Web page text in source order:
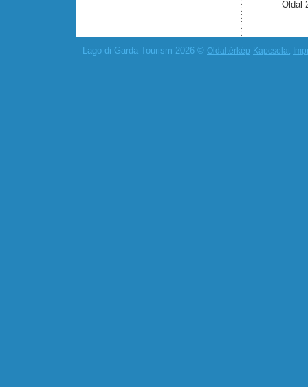
Oldal
Lago di Garda Tourism 2026 © Oldaltérkép Kapcsolat